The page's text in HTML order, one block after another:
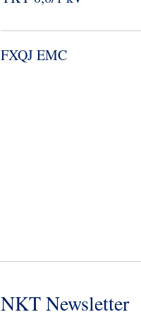
FXQJ EMC
NKT Newsletter